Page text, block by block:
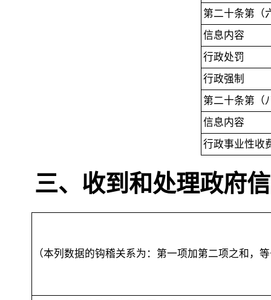
第二十条第（
信息内容
行政处罚
行政强制
第二十条第（
信息内容
行政事业性收
三、收到和处理政府
（本列数据的钩稽关系为：第一项加第二项之和 ，